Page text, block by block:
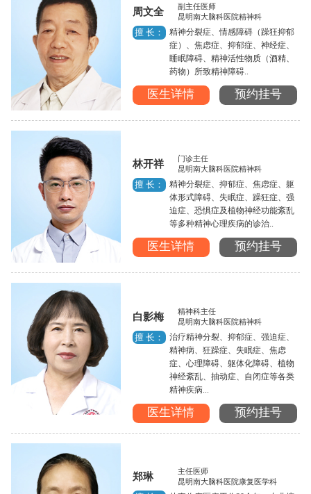
周文全
副主任医师
昆明南大脑科医院精神科
擅 长：
精神分裂症、情感障碍（躁狂抑郁
症）、焦虑症、抑郁症、神经症、
睡眠障碍、精神活性物质（酒精、
药物）所致精神障碍..
医生详情 预约挂号
林开祥
门诊主任
昆明南大脑科医院精神科
擅 长：
精神分裂症、抑郁症、焦虑症、躯
体形式障碍、失眠症、躁狂症、强
迫症、恐惧症及植物神经功能紊乱
等多种精神心理疾病的诊治..
医生详情 预约挂号
白影梅
精神科主任
昆明南大脑科医院精神科
擅 长：
治疗精神分裂、抑郁症、强迫症、
精神病、狂躁症、失眠症、焦虑
症、心理障碍、躯体化障碍、植物
神经紊乱、抽动症、自闭症等各类
精神疾病...
医生详情 预约挂号
郑琳
主任医师
昆明南大脑科医院康复医学科